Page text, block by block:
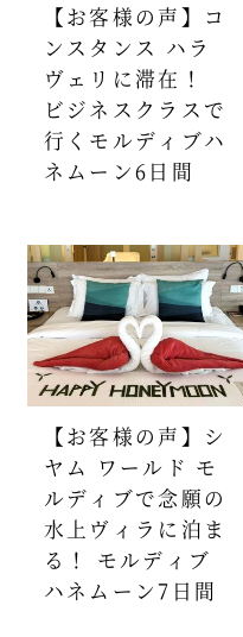
【お客様の声】コ
ンスタンス ハラ
ヴェリに滞在！
ビジネスクラスで
行くモルディブハ
ネムーン6日間
【お客様の声】シ
ヤム ワールド モ
ルディブで念願の
水上ヴィラに泊ま
る！ モルディブ
ハネムーン7日間